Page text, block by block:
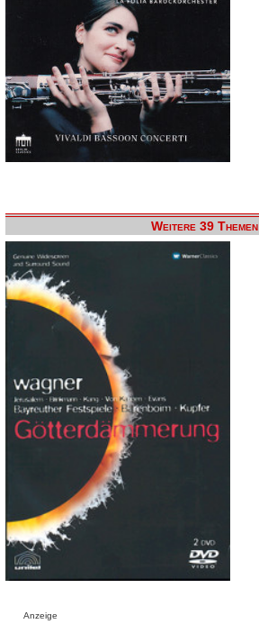
Weitere 39 Themen
Anzeige